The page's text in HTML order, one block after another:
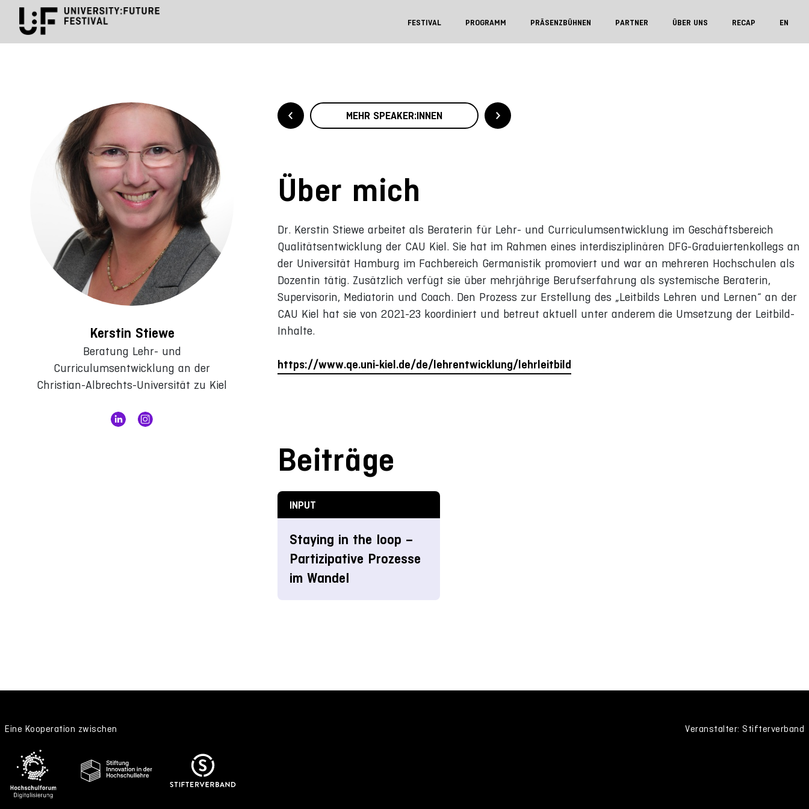
FESTIVAL PROGRAMM PRÄSENZBÜHNEN PARTNER ÜBER UNS RECAP EN
Kerstin Stiewe
Beratung Lehr- und
Curriculumsentwicklung an der
Christian-Albrechts-Universität zu Kiel
MEHR SPEAKER:INNEN
Über mich
Dr. Kerstin Stiewe arbeitet als Beraterin für Lehr- und Curriculumsentwicklung im Geschäftsbereich
Qualitätsentwicklung der CAU Kiel. Sie hat im Rahmen eines interdisziplinären DFG-Graduiertenkollegs an
der Universität Hamburg im Fachbereich Germanistik promoviert und war an mehreren Hochschulen als
Dozentin tätig. Zusätzlich verfügt sie über mehrjährige Berufserfahrung als systemische Beraterin,
Supervisorin, Mediatorin und Coach. Den Prozess zur Erstellung des „Leitbilds Lehren und Lernen“ an der
CAU Kiel hat sie von 2021-23 koordiniert und betreut aktuell unter anderem die Umsetzung der Leitbild-
Inhalte.
https://www.qe.uni-kiel.de/de/lehrentwicklung/lehrleitbild
Beiträge
INPUT
Staying in the loop –
Partizipative Prozesse
im Wandel
Eine Kooperation zwischen Veranstalter: Stifterverband